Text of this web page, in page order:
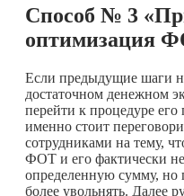
Способ № 3
оптимизация
Если предыдущие шаги
достаточном денежном
перейти к процедуре
именно стоит
сотрудниками на тему,
ФОТ и его фактически
определенную сумму, но
более увольнять. Далее